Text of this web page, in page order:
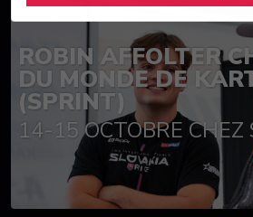
ROBIN AFFOLTER
DU MONDE DE
(SPRINT)
14-15 OCTOBRE CHEZ